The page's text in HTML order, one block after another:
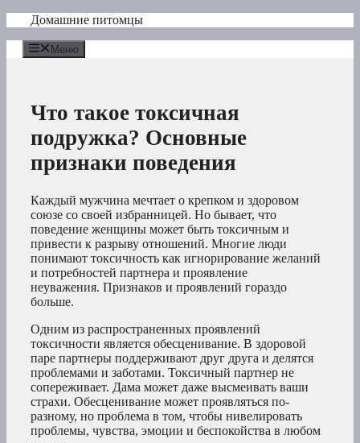
Перейти
содержимому
Домашние питомцы
Меню
Что такое токсичная
подружка? Основные
признаки поведения
Каждый мужчина мечтает о крепком и здоровом
союзе со своей избранницей. Но бывает, что
поведение женщины может быть токсичным и
привести к разрыву отношений. Многие люди
понимают токсичность как игнорирование желаний
и потребностей партнера и проявление
неуважения. Признаков и проявлений гораздо
больше.
Одним из распространенных проявлений
токсичности является обесценивание. В здоровой
паре партнеры поддерживают друг друга и делятся
проблемами и заботами. Токсичный партнер не
сопереживает. Дама может даже высмеивать ваши
страхи. Обесценивание может проявляться по-
разному, но проблема в том, чтобы нивелировать
проблемы, чувства, эмоции и беспокойства в любом